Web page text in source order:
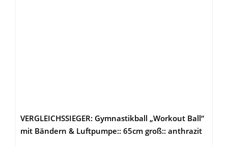
VERGLEICHSSIEGER: Gymnastikball „Workout Ball“
mit Bändern & Luftpumpe:: 65cm groß:: anthrazit